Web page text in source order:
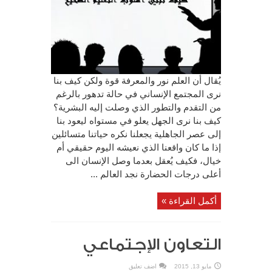
يُقال أن العلم نور والمعرفة قوة ولكن كيف بنا
نرى المجتمع الإنساني في حالة تدهور بالرغم
من التقدم والتطور الذي وصلت إليه البشرية؟
كيف بنا نرى الجهل يعلو في مستواه ليعود بنا
إلى عصر الجاهلية يجعلنا نكره حياتنا متسائلين
إذا ما كان واقعنا الذي نعيشه اليوم حقيقي أم
خيال، فكيف يُعقل بعدما وصل الإنسان الى
أعلى درجات الحضارة نجد العالم ...
أكمل القراءة »
التعاون الإجتماعي
مايو 13, 2015 اضف تعليق